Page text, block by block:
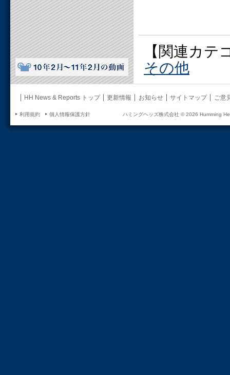
【関連カテ
その他
HH News & Reports トップ 更新情報 お知らせ サイトマップ ご意
利用規約 個人情報保護方針 ハミングヘッズ株式会社 ©2026 Humming